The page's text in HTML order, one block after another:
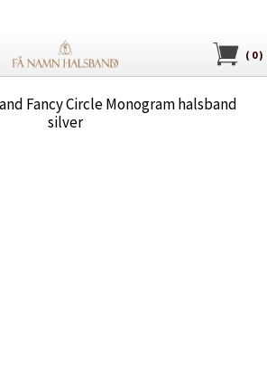
( 0)
Fancy Circle Monogram halsband
silver